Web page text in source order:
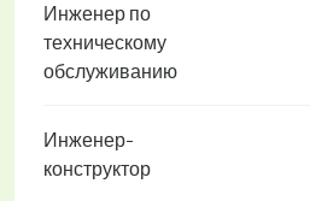
Инженер по
техническому
обслуживанию
Инженер-
конструктор